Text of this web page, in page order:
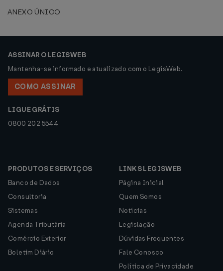
ANEXO ÚNICO
ASSINAR O LEGISWEB
Mantenha-se informado e atualizado com o LegisWeb.
COMO ASSINAR
LIGUE GRÁTIS
0800 202 5544
PRODUTOS E SERVIÇOS
Banco de Dados
Consultoria
Sistemas
Agenda Tributária
Comércio Exterior
Boletim Diário
LINKS LEGISWEB
Página Inicial
Quem Somos
Notícias
Legislação
Dúvidas Frequentes
Fale Conosco
Política de Privacidade